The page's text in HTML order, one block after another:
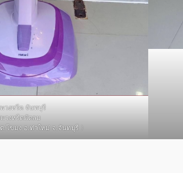
วงหรีด จันทบุรี
พวงหรีดพัดลม
ต.โขมง อ.ท่าใหม่ จ.จันทบุรี 〉